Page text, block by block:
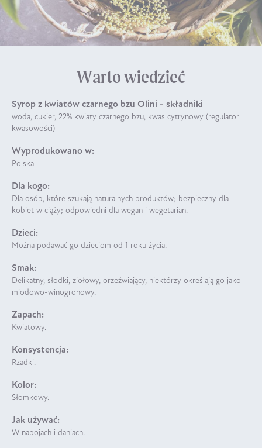
Warto wiedzieć
Syrop z kwiatów czarnego bzu Olini - składniki
woda, cukier, 22% kwiaty czarnego bzu, kwas cytrynowy (regulator
kwasowości)
Wyprodukowano w:
Polska
Dla kogo:
Dla osób, które szukają naturalnych produktów; bezpieczny dla
kobiet w ciąży; odpowiedni dla wegan i wegetarian.
Dzieci:
Można podawać go dzieciom od 1 roku życia.
Smak:
Delikatny, słodki, ziołowy, orzeźwiający, niektórzy określają go jako
miodowo-winogronowy.
Zapach:
Kwiatowy.
Konsystencja:
Rzadki.
Kolor:
Słomkowy.
Jak używać:
W napojach i daniach.